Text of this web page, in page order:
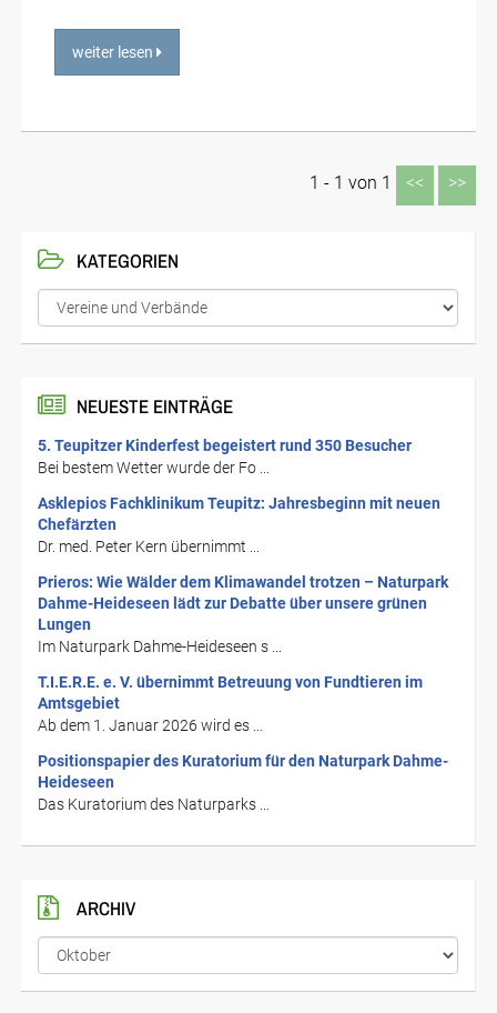
weiter lesen
1 - 1 von 1 << >>
KATEGORIEN
NEUESTE EINTRÄGE
5. Teupitzer Kinderfest begeistert rund 350 Besucher
Bei bestem Wetter wurde der Fo ...
Asklepios Fachklinikum Teupitz: Jahresbeginn mit neuen
Chefärzten
Dr. med. Peter Kern übernimmt ...
Prieros: Wie Wälder dem Klimawandel trotzen – Naturpark
Dahme-Heideseen lädt zur Debatte über unsere grünen
Lungen
Im Naturpark Dahme-Heideseen s ...
T.I.E.R.E. e. V. übernimmt Betreuung von Fundtieren im
Amtsgebiet
Ab dem 1. Januar 2026 wird es ...
Positionspapier des Kuratorium für den Naturpark Dahme-
Heideseen
Das Kuratorium des Naturparks ...
ARCHIV